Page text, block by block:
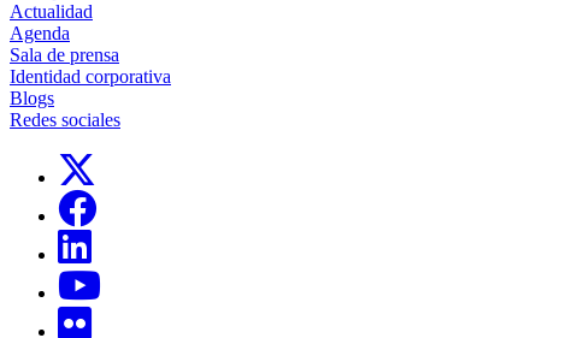
Actualidad
Agenda
Sala de prensa
Identidad corporativa
Blogs
Redes sociales
Links, Opens in this window
Links, Opens in this window
Links, Opens in this window